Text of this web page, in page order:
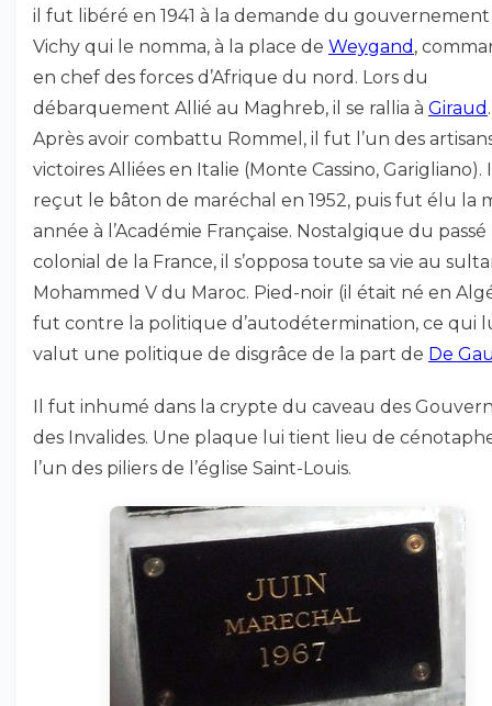
il fut libéré en 1941 à la demande du
Vichy qui le nomma, à la place de Weygand ,
en chef des forces d’Afrique du nord. Lors du
débarquement Allié au Maghreb, il se rallia à Giraud .
Après avoir combattu Rommel, il fut l’un des
victoires Alliées en Italie (Monte Cassino, Garigliano).
reçut le bâton de maréchal en 1952, puis fut élu la
année à l’Académie Française. Nostalgique du passé
colonial de la France, il s’opposa toute sa vie au
Mohammed V du Maroc. Pied-noir (il était né en
fut contre la politique d’autodétermination, ce qui
valut une politique de disgrâce de la part de De
Il fut inhumé dans la crypte du caveau des
des Invalides. Une plaque lui tient lieu de
l’un des piliers de l’église Saint-Louis.